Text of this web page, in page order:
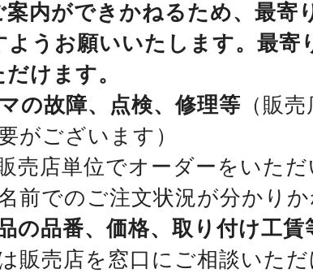
案内ができかねるため、最寄
ようお願いいたします。最寄
けます。
の故障、点検、修理等 （販
がございます）
販売店単位でオーダーをいた
前でのご注文状況が分かりか
の品番、価格、取り付け工賃
販売店を窓口にご相談いただ